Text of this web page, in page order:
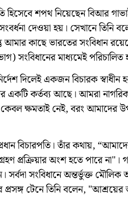
হিসেবে শপথ নিয়েছেন বিআর
দেওয়া হয়। সেখানে তিনি
কাছে ভারতের সংবিধান
সংবিধানের মাধ্যমেই
দিলেই একজন বিচারক স্বাধীন
একটি কর্তব্য আছে। আমরা
ক্ষমতাই নেই, বরং আমাদের
বিচারপতি। তাঁর কথায়,
প্রক্রিয়ার অংশ হতে পারে না"।
সংবিধানে অন্তর্ভুক্ত মৌলিক
প্রসঙ্গ টেনে তিনি বলেন, "আশ্রয়ের